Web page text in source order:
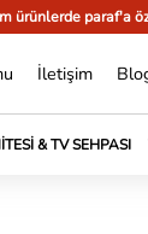
ürünlerde paraf'a
İletişim
& TV SEHPASI